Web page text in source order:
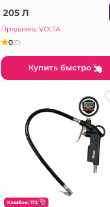
205 Л
Продавец: VOLTA
0(0)
Купить быстро
КэшБэк: 173